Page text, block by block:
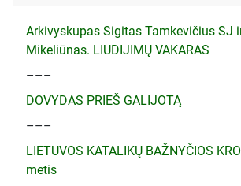
Arkivyskupas Sigitas Tamkevičius SJ
Mikeliūnas. LIUDIJIMŲ VAKARAS
–––
DOVYDAS PRIEŠ GALIJOTĄ
–––
LIETUVOS KATALIKŲ BAŽNYČIOS
metis